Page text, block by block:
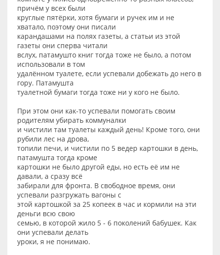
причём у всех были
круглые пятёрки, хотя бумаги и ручек им и не
хватало, поэтому они писали
карандашами на полях газеты, а статьи из этой
газеты они сперва читали
вслух, патамушто книг тогда тоже не было, а потом
использовали в том
удалённом туалете, если успевали добежать до него в
гору. Патамушта
туалетной бумаги тогда тоже ни у кого не было.
При этом они как-то успевали помогать своим
родителям убирать коммуналки
и чистили там туалеты каждый день! Кроме того, они
рубили лес на дрова,
топили печи, и чистили по 5 ведер картошки в день,
патамушта тогда кроме
картошки не было другой еды, но есть её им не
давали, а сразу всё
забирали для фронта. В свободное время, они
успевали разгружать вагоны с
этой картошкой за 25 копеек в час и кормили на эти
деньги всю свою
семью, в которой жило 5 - 6 поколений бабушек. Как
они успевали делать
уроки, я не понимаю.